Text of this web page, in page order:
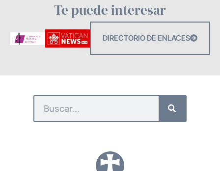
Te puede interesar
DIRECTORIO DE ENLACES